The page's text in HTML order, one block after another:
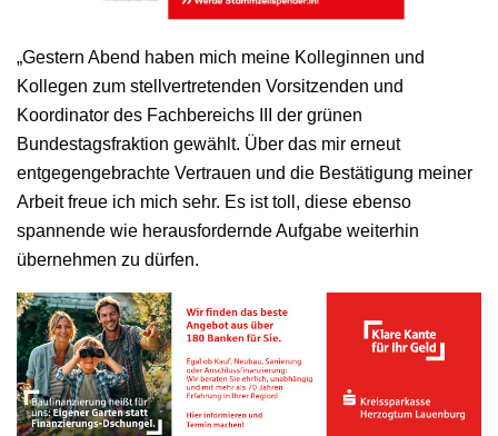
„Gestern Abend haben mich meine Kolleginnen und
Kollegen zum stellvertretenden Vorsitzenden und
Koordinator des Fachbereichs III der grünen
Bundestagsfraktion gewählt. Über das mir erneut
entgegengebrachte Vertrauen und die Bestätigung meiner
Arbeit freue ich mich sehr. Es ist toll, diese ebenso
spannende wie herausfordernde Aufgabe weiterhin
übernehmen zu dürfen.